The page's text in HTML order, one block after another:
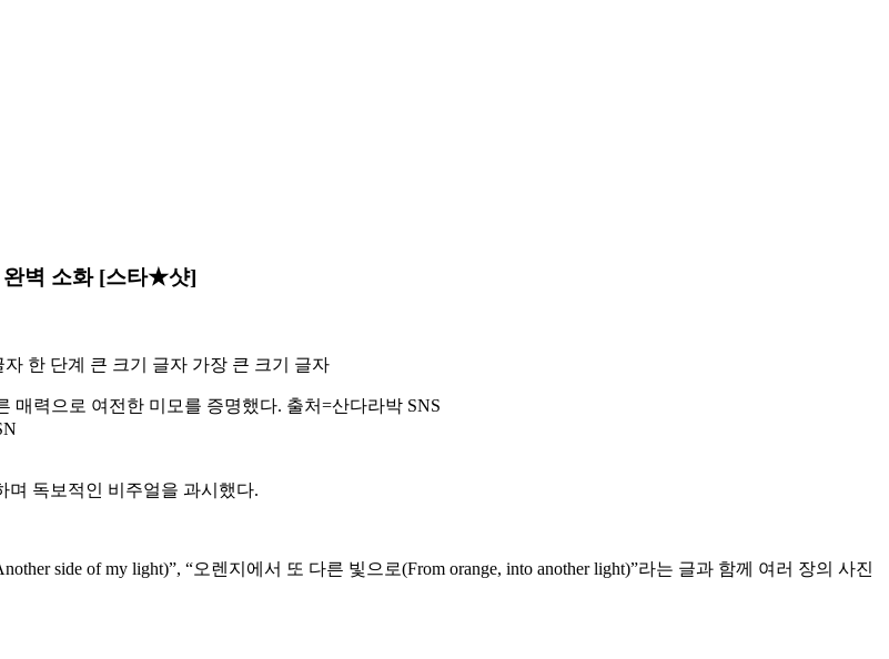
완벽 소화 [스타★샷]
자 한 단계 큰 크기 글자 가장 큰 크기 글자
며 독보적인 비주얼을 과시했다.
side of my light)”, “오렌지에서 또 다른 빛으로(From orange, into another light)”라는 글과 함께 여러 장의 사진